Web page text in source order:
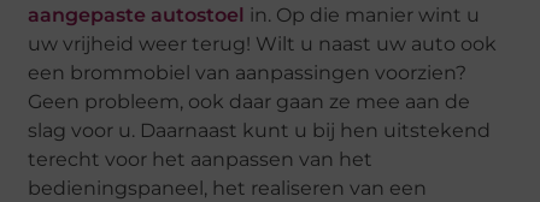
aangepaste autostoel in. Op die manier wint u
uw vrijheid weer terug! Wilt u naast uw auto ook
een brommobiel van aanpassingen voorzien?
Geen probleem, ook daar gaan ze mee aan de
slag voor u. Daarnaast kunt u bij hen uitstekend
terecht voor het aanpassen van het
bedieningspaneel, het realiseren van een